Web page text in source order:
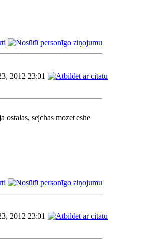
2012 23:01
sejchas mozet eshe
2012 23:01